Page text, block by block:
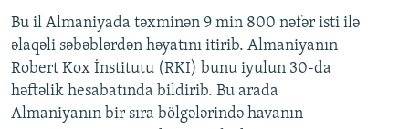
Bu il Almaniyada təxminən 9 min 800 nəfər isti ilə
əlaqəli səbəblərdən həyatını itirib. Almaniyanın
Robert Kox İnstitutu (RKI) bunu iyulun 30-da
həftəlik hesabatında bildirib. Bu arada
Almaniyanın bir sıra bölgələrində havanın